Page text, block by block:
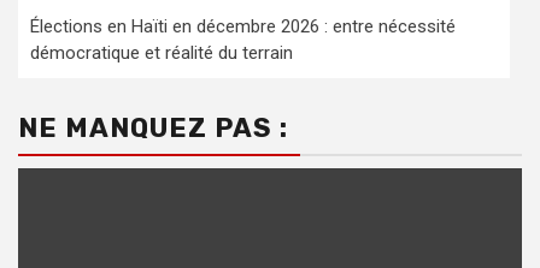
Élections en Haïti en décembre 2026 : entre nécessité
démocratique et réalité du terrain
NE MANQUEZ PAS :